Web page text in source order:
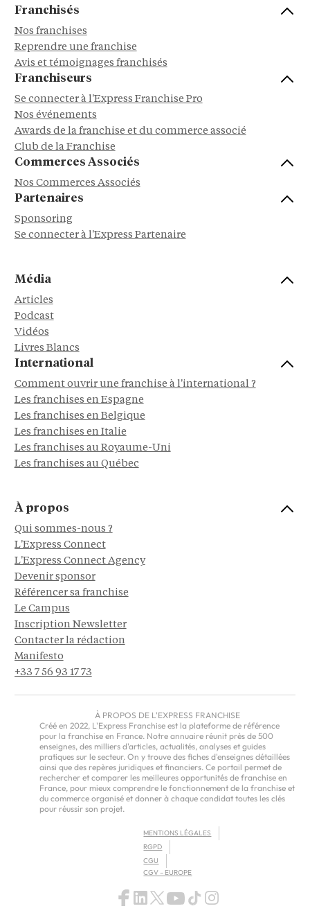
Franchisés
Nos franchises
Reprendre une franchise
Avis et témoignages franchisés
Franchiseurs
Se connecter à l'Express Franchise Pro
Nos événements
Awards de la franchise et du commerce associé
Club de la Franchise
Commerces Associés
Nos Commerces Associés
Partenaires
Sponsoring
Se connecter à l'Express Partenaire
Média
Articles
Podcast
Vidéos
Livres Blancs
International
Comment ouvrir une franchise à l'international ?
Les franchises en Espagne
Les franchises en Belgique
Les franchises en Italie
Les franchises au Royaume-Uni
Les franchises au Québec
À propos
Qui sommes-nous ?
L'Express Connect
L'Express Connect Agency
Devenir sponsor
Référencer sa franchise
Le Campus
Inscription Newsletter
Contacter la rédaction
Manifesto
+33 7 56 93 17 73
À PROPOS DE L'EXPRESS FRANCHISE
Créé en 2022, L'Express Franchise est la plateforme de référence
pour la franchise en France. Notre annuaire réunit près de 500
enseignes, des milliers d'articles, actualités, analyses et guides
pratiques sur le secteur. On y trouve des fiches d'enseignes détaillées
ainsi que des repères juridiques et financiers. Ce portail permet de
rechercher et comparer les meilleures opportunités de franchise en
France, pour mieux comprendre le fonctionnement de la franchise et
du commerce organisé et donner à chaque candidat toutes les clés
pour réussir son projet.
MENTIONS LÉGALES
RGPD
CGU
CGV – EUROPE